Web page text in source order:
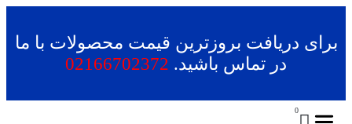
برای دریافت بروزترین قیمت محصولات با ما
در تماس باشید. 02166702372
0